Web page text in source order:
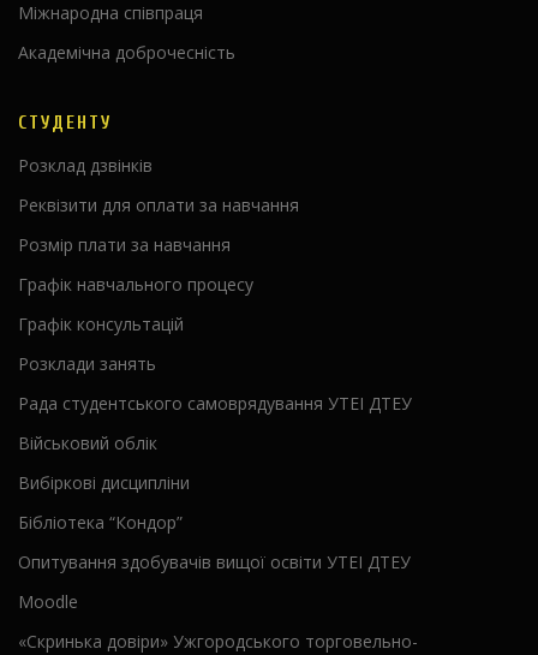
Міжнародна співпраця
Академічна доброчесність
СТУДЕНТУ
Розклад дзвінків
Реквізити для оплати за навчання
Розмір плати за навчання
Графік навчального процесу
Графік консультацій
Розклади занять
Рада студентського самоврядування УТЕІ ДТЕУ
Військовий облік
Вибіркові дисципліни
Бібліотека “Кондор”
Опитування здобувачів вищої освіти УТЕІ ДТЕУ
Moodle
«Скринька довіри» Ужгородського торговельно-